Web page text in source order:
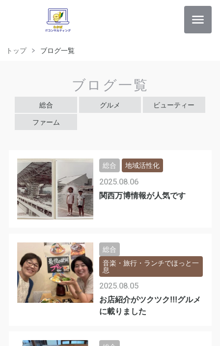
トップ ブログ一覧
ブログ一覧
総合 グルメ ビューティー
ファーム
関西万博情報が人気です
2025.08.06
総合 地域活性化
お店紹介がツクツク!!!グルメ
に載りました
2025.08.05
総合
音楽・旅行・ランチでほっと一
息